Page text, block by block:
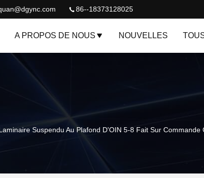
86--18373128025
A PROPOS DE NOUS NOUVELLES
Suspendu Au Plafond D'OIN 5-8 Fait Sur